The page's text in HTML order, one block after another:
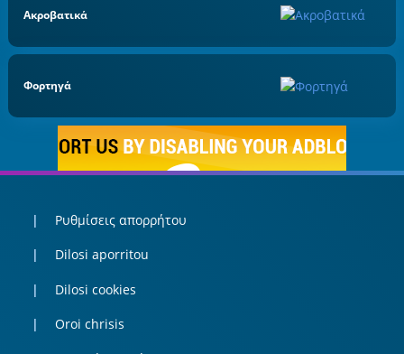
Ακροβατικά
Φορτηγά
Ρυθμίσεις απορρήτου
Dilosi aporritou
Dilosi cookies
Oroi chrisis